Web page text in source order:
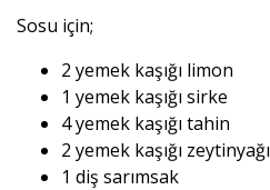
Sosu için;
2 yemek kaşığı limon
1 yemek kaşığı sirke
4 yemek kaşığı tahin
2 yemek kaşığı zeytinyağı
1 diş sarımsak